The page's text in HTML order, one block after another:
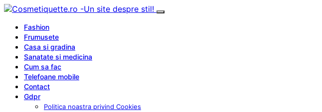
Fashion
Frumusete
Casa si gradina
Sanatate si medicina
Cum sa fac
Telefoane mobile
Contact
Gdpr
Politica noastra privind Cookies